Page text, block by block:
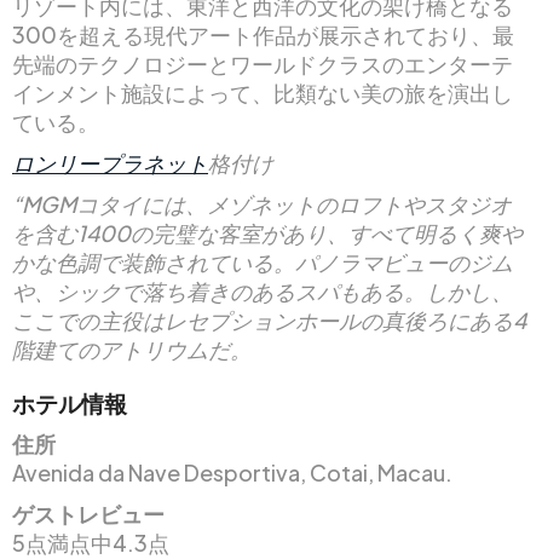
リゾート内には、東洋と西洋の文化の架け橋となる
300を超える現代アート作品が展示されており、最
先端のテクノロジーとワールドクラスのエンターテ
インメント施設によって、比類ない美の旅を演出し
ている。
ロンリープラネット格付け
“MGMコタイには、メゾネットのロフトやスタジオ
を含む1400の完璧な客室があり、すべて明るく爽や
かな色調で装飾されている。パノラマビューのジム
や、シックで落ち着きのあるスパもある。しかし、
ここでの主役はレセプションホールの真後ろにある4
階建てのアトリウムだ。
ホテル情報
住所
Avenida da Nave Desportiva, Cotai, Macau.
ゲストレビュー
5点満点中4.3点